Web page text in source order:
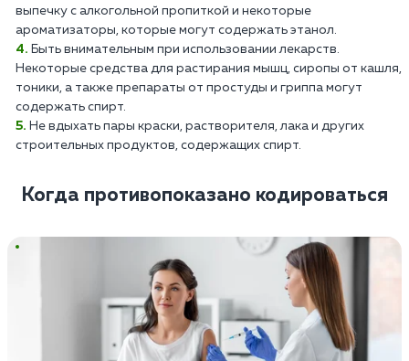
выпечку с алкогольной пропиткой и некоторые
ароматизаторы, которые могут содержать этанол.
Быть внимательным при использовании лекарств.
Некоторые средства для растирания мышц, сиропы от кашля,
тоники, а также препараты от простуды и гриппа могут
содержать спирт.
Не вдыхать пары краски, растворителя, лака и других
строительных продуктов, содержащих спирт.
Когда противопоказано кодироваться